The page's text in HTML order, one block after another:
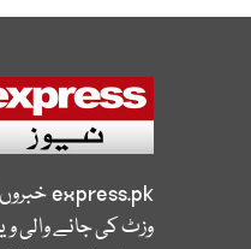
express.pk
وزٹ کی جانے والی